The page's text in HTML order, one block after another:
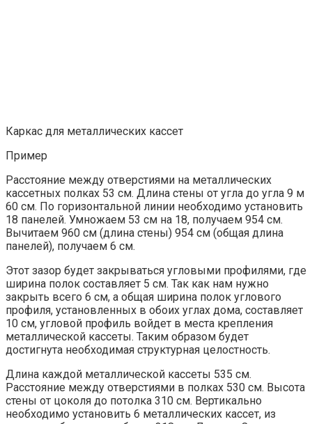
Каркас для металлических кассет
Пример
Расстояние между отверстиями на металлических
кассетных полках 53 см. Длина стены от угла до угла 9 м
60 см. По горизонтальной линии необходимо установить
18 панелей. Умножаем 53 см на 18, получаем 954 см.
Вычитаем 960 см (длина стены) 954 см (общая длина
панелей), получаем 6 см.
Этот зазор будет закрываться угловыми профилями, где
ширина полок составляет 5 см. Так как нам нужно
закрыть всего 6 см, а общая ширина полок углового
профиля, установленных в обоих углах дома, составляет
10 см, угловой профиль войдет в места крепления
металлической кассеты. Таким образом будет
достигнута необходимая структурная целостность.
Длина каждой металлической кассеты 535 см.
Расстояние между отверстиями в полках 530 см. Высота
стены от цоколя до потолка 310 см. Вертикально
необходимо установить 6 металлических кассет, из